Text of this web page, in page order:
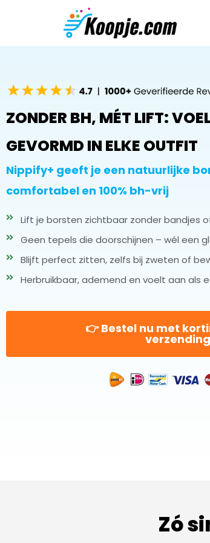
ZONDER BH, MÉT LIFT:
GEVORMD IN ELKE OUTFIT
Nippify+ geeft je een natuurlijke
comfortabel en 100% bh-vrij
Lift je borsten zichtbaar zonder bandjes
Geen tepels die doorschijnen – wél een
Blijft perfect zitten, zelfs bij zweten of
Herbruikbaar, ademend en voelt aan als
👉 Bestel nu met
verzending
Zó